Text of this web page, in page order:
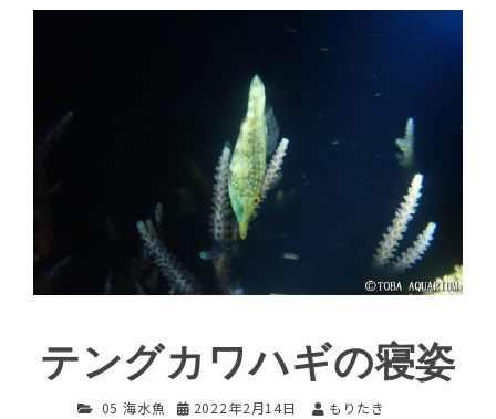
テングカワハギの寝姿
05 海水魚 2022年2月14日 もりたき